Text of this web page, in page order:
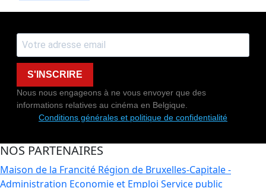
S'INSCRIRE
Nous nous engageons à ne vous envoyer que des
informations relatives au cinéma en Belgique.
Conditions générales et politique de confidentialité
NOS PARTENAIRES
Maison de la Francité Région de Bruxelles-Capitale -
Administration Economie et Emploi Service public